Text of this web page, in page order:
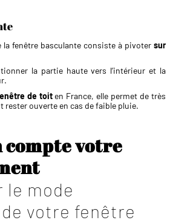
la fenêtre basculante consiste à pivoter sur
la partie haute vers l’intérieur et la
de toiten France, elle permet de très
rester ouverte en cas de faible pluie.
compte votre
le mode
de votre fenêtre